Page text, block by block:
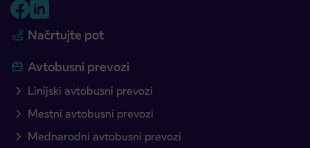
Načrtujte pot
Avtobusni prevozi
Linijski avtobusni prevozi
Mestni avtobusni prevozi
Mednarodni avtobusni prevozi